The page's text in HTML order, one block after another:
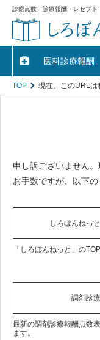
診療点数・診療報酬・レセプト
医科診療報酬
TOP 現在、このURLは
申し訳ございません
お手数ですが、以下
しろぼんねっ
「しろぼんねっと」の
調剤診
最新の調剤診療報酬点数
ます。